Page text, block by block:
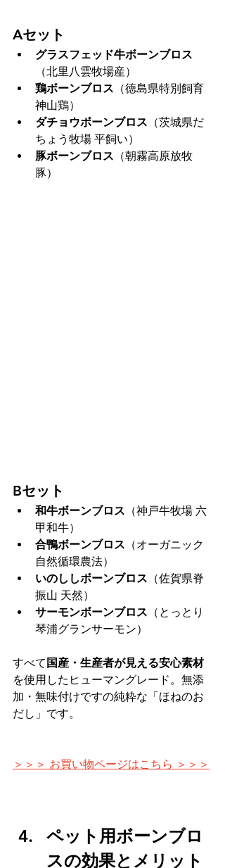
Aセット
グラスフェッド牛ボーンブロス
（北里八雲牧場産）
鶏ボーンブロス （徳島県特別飼育
神山鶏）
ダチョウボーンブロス （茨城県だ
ちょう牧場 平飼い）
豚ボーンブロス （朝霧高原放牧
豚）
Bセット
和牛ボーンブロス （神戸牛牧場 六
甲和牛）
合鴨ボーンブロス （オーガニック
自然循環農法）
いのししボーンブロス （佐賀県脊
振山 天然）
サーモンボーンブロス （とっとり
琴浦グランサーモン）
すべて 国産・生産者が見える安心素材
を使用したヒューマングレード。無添
加・無味付けですの純粋な「ほねのお
だし」です。
＞＞＞ お買い物ページはこちら ＞＞＞
ペット用ボーンブロ
スの効果とメリット